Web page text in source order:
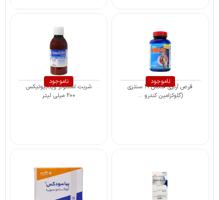
ناموجود
قرص آرتری فلکس ۲۱ سنتری
(گلوکزامین کندرو ...
ناموجود
شربت استئوکر ویتابیوتیکس
200 میلی لیتر